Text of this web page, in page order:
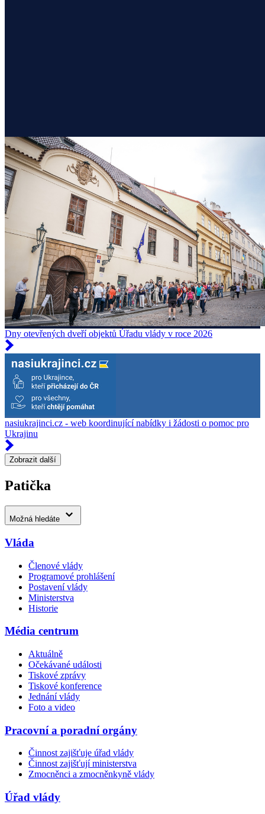
Dny otevřených dveří objektů Úřadu vlády v roce 2026
nasiukrajinci.cz - web koordinující nabídky i žádosti o pomoc pro
Ukrajinu
Zobrazit další
Patička
Možná hledáte
Vláda
Členové vlády
Programové prohlášení
Postavení vlády
Ministerstva
Historie
Média centrum
Aktuálně
Očekávané události
Tiskové zprávy
Tiskové konference
Jednání vlády
Foto a video
Pracovní a poradní orgány
Činnost zajišťuje úřad vlády
Činnost zajišťují ministerstva
Zmocněnci a zmocněnkyně vlády
Úřad vlády